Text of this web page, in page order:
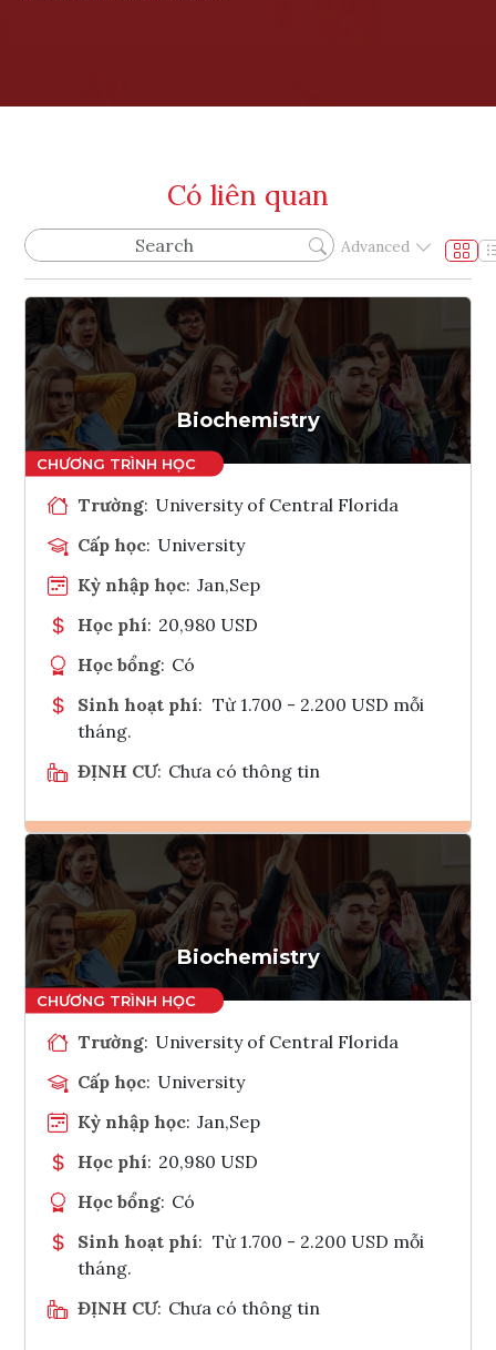
Có liên quan
Advanced
Biochemistry
Trường: University of Central Florida
Cấp học: University
Kỳ nhập học: Jan,Sep
Học phí: 20,980 USD
Học bổng: Có
Sinh hoạt phí: Từ 1.700 - 2.200 USD mỗi
tháng.
ĐỊNH CƯ: Chưa có thông tin
Ghi danh
Tham vấn Interlink
Biochemistry
Trường: University of Central Florida
Cấp học: University
Kỳ nhập học: Jan,Sep
Học phí: 20,980 USD
Học bổng: Có
Sinh hoạt phí: Từ 1.700 - 2.200 USD mỗi
tháng.
ĐỊNH CƯ: Chưa có thông tin